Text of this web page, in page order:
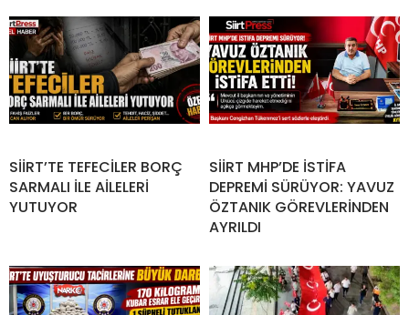
SİİRT’TE TEFECİLER BORÇ
SARMALI İLE AİLELERİ
YUTUYOR
SİİRT MHP’DE İSTİFA
DEPREMİ SÜRÜYOR: YAVUZ
ÖZTANIK GÖREVLERİNDEN
AYRILDI